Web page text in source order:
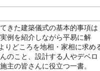
きた建築儀式の基本的事項は
例を紹介しながら平易に解
りどころを地相・家相に求め
のこと、設計する人やデベロ
主の皆さんに役立つ一書。